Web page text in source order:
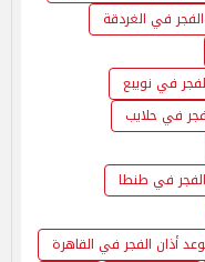
في الغردقة
في نويبع
في حلايب
في طنطا
أذان الفجر في القاهرة